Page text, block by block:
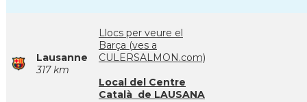
Lausanne
317 km
Llocs per veure el
Barça (ves a
CULERSALMON.com)
Local del Centre
Català de LAUSANA